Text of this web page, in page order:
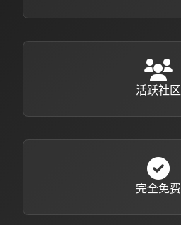
活跃社区
完全免费